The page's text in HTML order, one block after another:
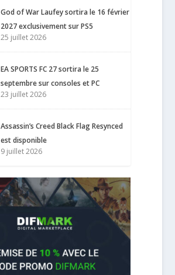
God of War Laufey sortira le 16 février
2027 exclusivement sur PS5
25 juillet 2026
EA SPORTS FC 27 sortira le 25
septembre sur consoles et PC
23 juillet 2026
Assassin’s Creed Black Flag Resynced
est disponible
9 juillet 2026